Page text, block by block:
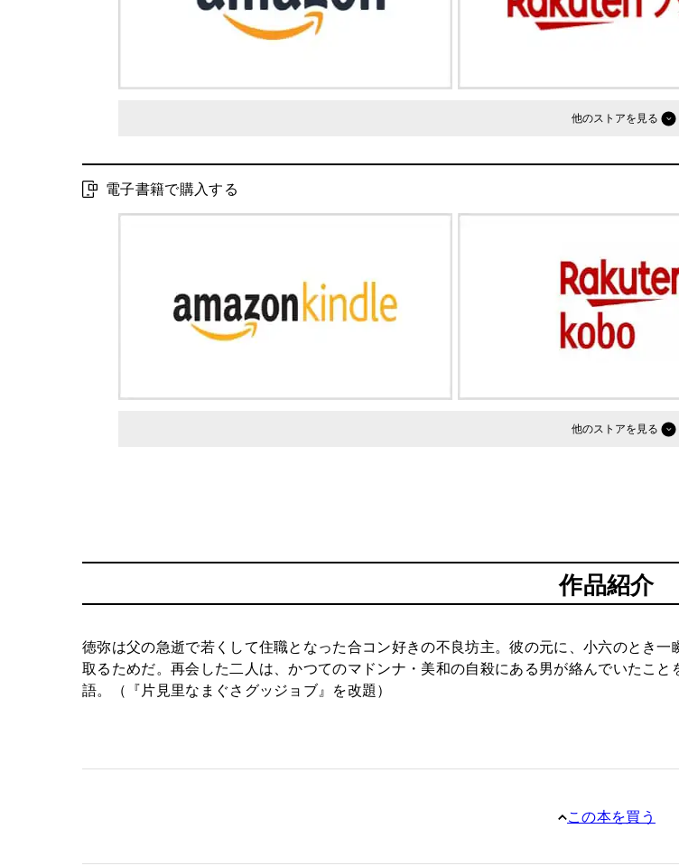
他のストア
電子書籍で購入する
他のストア
作品紹介
徳弥は父の急逝で若くして住職となった合コン好きの不良坊主。彼の元に、小六のとき
取るためだ。再会した二人は、かつてのマドンナ・美和の自殺にある男が絡んでいたこ
語。（『片見里なまぐさグッジョブ』を改題）
この本を買う